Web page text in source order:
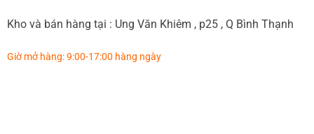
Kho và bán hàng tại : Ung Văn Khiêm , p25 , Q Bình Thạnh
Giờ mở hàng: 9:00-17:00 hàng ngày